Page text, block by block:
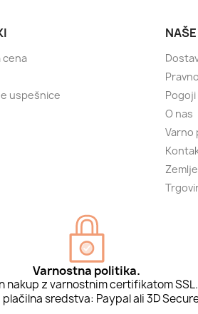
cena
uspešnice
Pogoji
O nas
Varno
Varnostna politika.
nakup z varnostnim certifikatom SSL.
plačilna sredstva: Paypal ali 3D